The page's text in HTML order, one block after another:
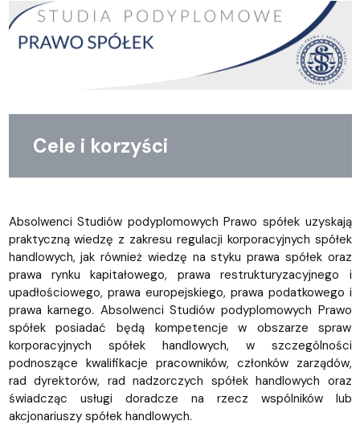
Cele i korzyści
Absolwenci Studiów podyplomowych Prawo spółek uzyskają
praktyczną wiedzę z zakresu regulacji korporacyjnych spółek
handlowych, jak również wiedzę na styku prawa spółek oraz
prawa rynku kapitałowego, prawa restrukturyzacyjnego i
upadłościowego, prawa europejskiego, prawa podatkowego i
prawa karnego. Absolwenci Studiów podyplomowych Prawo
spółek posiadać będą kompetencje w obszarze spraw
korporacyjnych spółek handlowych, w szczególności
podnoszące kwalifikacje pracowników, członków zarządów,
rad dyrektorów, rad nadzorczych spółek handlowych oraz
świadcząc usługi doradcze na rzecz wspólników lub
akcjonariuszy spółek handlowych.